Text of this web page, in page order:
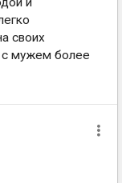
своих
мужем более